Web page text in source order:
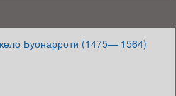
Буонарроти (1475— 1564)